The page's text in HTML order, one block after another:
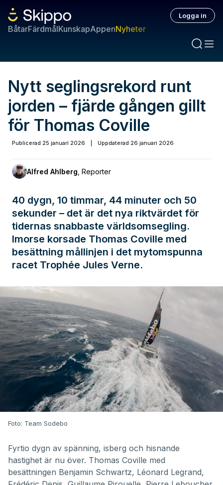
BåtarFärdmålKunskapAppenNyheter
Logga in
Nytt seglingsrekord runt
jorden – fjärde gången gillt
för Thomas Coville
Publicerad 25 januari 2026 Uppdaterad 26 januari 2026
Alfred Ahlberg Reporter
40 dygn, 10 timmar, 44 minuter och 50
sekunder – det är det nya riktvärdet för
tidernas snabbaste världsomsegling.
Imorse korsade Thomas Coville med
besättning mållinjen i det mytomspunna
racet Trophée Jules Verne.
Foto: Team Sodebo
Fyrtio dygn av spänning, isberg och hisnande
hastighet är nu över. Thomas Coville med
besättningen Benjamin Schwartz, Léonard Legrand,